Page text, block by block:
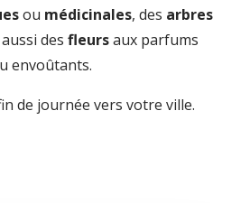
ou médicinales, des arbres
des fleursaux parfums
envoûtants.
de journée vers votre ville.